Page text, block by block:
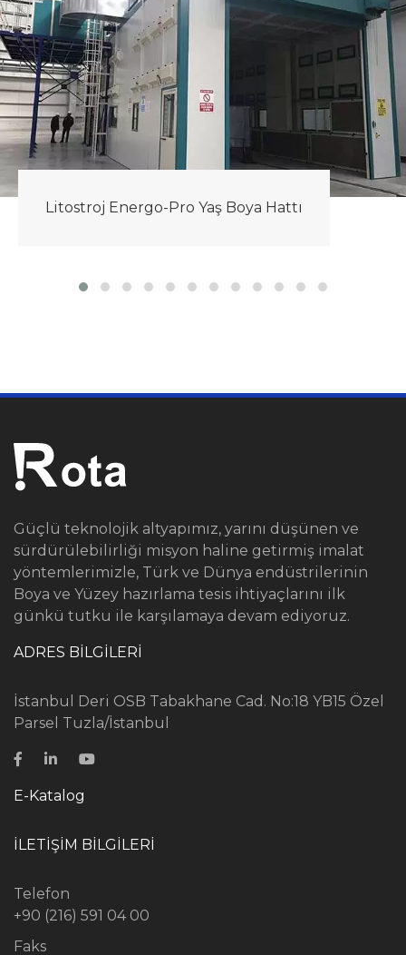
Litostroj Energo-Pro Yaş Boya Hattı
Güçlü teknolojik altyapımız, yarını düşünen ve
sürdürülebilirliği misyon haline getirmiş imalat
yöntemlerimizle, Türk ve Dünya endüstrilerinin
Boya ve Yüzey hazırlama tesis ihtiyaçlarını ilk
günkü tutku ile karşılamaya devam ediyoruz.
ADRES BİLGİLERİ
İstanbul Deri OSB Tabakhane Cad. No:18 YB15 Özel
Parsel Tuzla/İstanbul
E-Katalog
İLETİŞİM BİLGİLERİ
Telefon
+90 (216) 591 04 00
Faks